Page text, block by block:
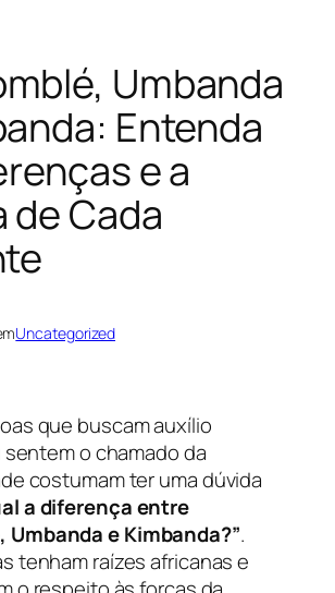
Umbanda
Entenda
e a
de Cada
Uncategorized
que buscam auxílio
o chamado da
costumam ter uma dúvida
a diferença entre
Umbanda e Kimbanda?”.
tenham raízes africanas e